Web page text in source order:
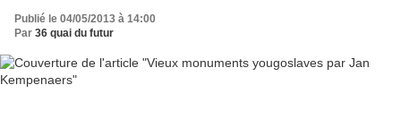
Publié le 04/05/2013 à 14:00
Par 36 quai du futur